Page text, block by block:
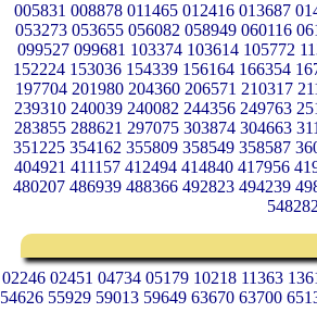
005831 008878 011465 012416 013687
053273 053655 056082 058949 060116
099527 099681 103374 103614 105772
152224 153036 154339 156164 166354
197704 201980 204360 206571 210317
239310 240039 240082 244356 249763
283855 288621 297075 303874 304663
351225 354162 355809 358549 358587
404921 411157 412494 414840 417956
480207 486939 488366 492823 494239
02246 02451 04734 05179 10218 11363
54626 55929 59013 59649 63670 63700